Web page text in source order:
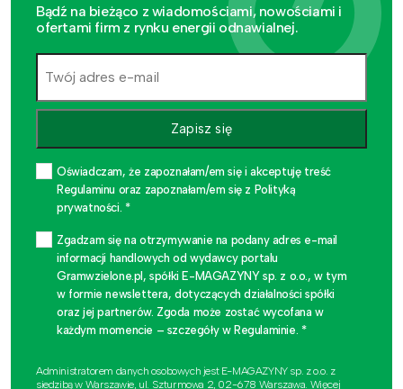
Bądź na bieżąco z wiadomościami, nowościami i
ofertami firm z rynku energii odnawialnej.
Zapisz się
Oświadczam, że zapoznałam/em się i akceptuję treść
Regulaminu oraz zapoznałam/em się z Polityką
prywatności. *
Zgadzam się na otrzymywanie na podany adres e-mail
informacji handlowych od wydawcy portalu
Gramwzielone.pl, spółki E-MAGAZYNY sp. z o.o., w tym
w formie newslettera, dotyczących działalności spółki
oraz jej partnerów. Zgoda może zostać wycofana w
każdym momencie – szczegóły w Regulaminie. *
Administratorem danych osobowych jest E-MAGAZYNY sp. z o.o. z
siedzibą w Warszawie, ul. Szturmowa 2, 02-678 Warszawa. Więcej